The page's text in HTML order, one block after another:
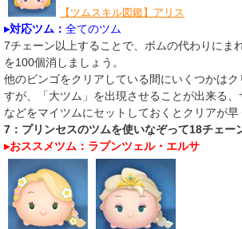
【ツムスキル図鑑】アリス
▸対応ツム： 全てのツム
7チェーン以上することで、ボムの代わりにま
を100個消しましょう。
他のビンゴをクリアしている間にいくつかはク
すが、「大ツム」を出現させることが出来る
などをマイツムにセットしておくとクリアが早
7：プリンセスのツムを使いなぞって18チェー
▸おススメツム：ラプンツェル・エルサ